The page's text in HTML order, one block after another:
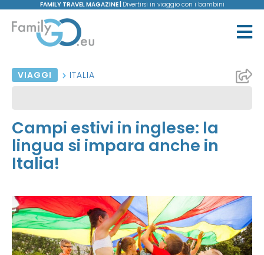
FAMILY TRAVEL MAGAZINE | Divertirsi in viaggio con i bambini
VIAGGI ITALIA
Campi estivi in inglese: la
lingua si impara anche in
Italia!